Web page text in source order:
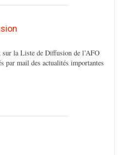
la Liste de Diffusion de l’AFO
par mail des actualités importantes